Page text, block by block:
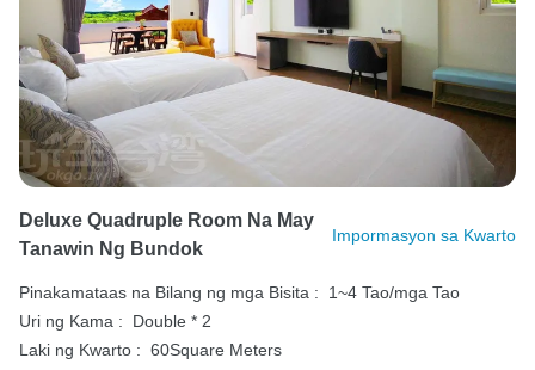
Deluxe Quadruple Room Na May
Tanawin Ng Bundok
Impormasyon sa Kwarto
Pinakamataas na Bilang ng mga Bisita :
1~4 Tao/mga Tao
Uri ng Kama :
Double * 2
Laki ng Kwarto : 60Square Meters